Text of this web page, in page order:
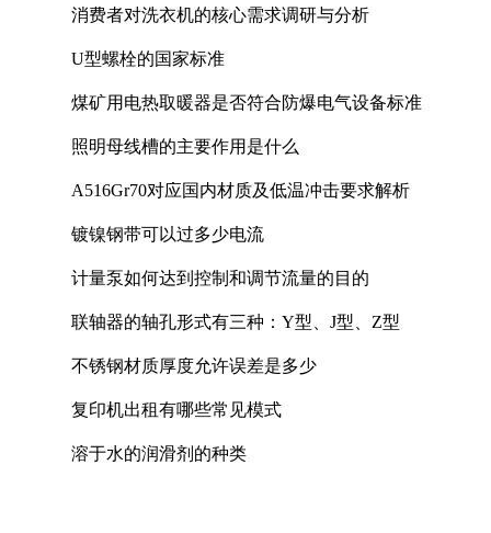
消费者对洗衣机的核心需求调研与分析
U型螺栓的国家标准
煤矿用电热取暖器是否符合防爆电气设备标准
照明母线槽的主要作用是什么
A516Gr70对应国内材质及低温冲击要求解析
镀镍钢带可以过多少电流
计量泵如何达到控制和调节流量的目的
联轴器的轴孔形式有三种：Y型、J型、Z型
不锈钢材质厚度允许误差是多少
复印机出租有哪些常见模式
溶于水的润滑剂的种类